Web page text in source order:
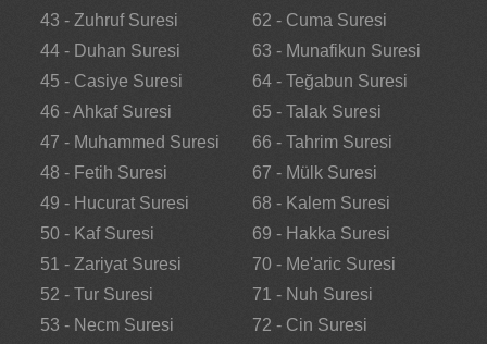
43 - Zuhruf Suresi
44 - Duhan Suresi
45 - Casiye Suresi
46 - Ahkaf Suresi
47 - Muhammed Suresi
48 - Fetih Suresi
49 - Hucurat Suresi
50 - Kaf Suresi
51 - Zariyat Suresi
52 - Tur Suresi
53 - Necm Suresi
62 - Cuma Suresi
63 - Munafikun Suresi
64 - Teğabun Suresi
65 - Talak Suresi
66 - Tahrim Suresi
67 - Mülk Suresi
68 - Kalem Suresi
69 - Hakka Suresi
70 - Me'aric Suresi
71 - Nuh Suresi
72 - Cin Suresi